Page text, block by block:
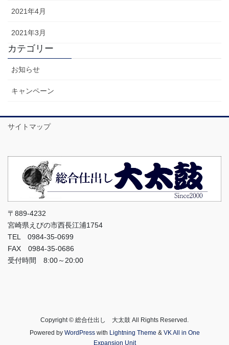
2021年4月
2021年3月
カテゴリー
お知らせ
キャンペーン
サイトマップ
〒889-4232
宮崎県えびの市西長江浦1754
TEL 0984-35-0699
FAX 0984-35-0686
受付時間 8:00～20:00
Copyright © 総合仕出し 大太鼓 All Rights Reserved.
Powered by WordPresswith Lightning Theme & VK All in One
Expansion Unit